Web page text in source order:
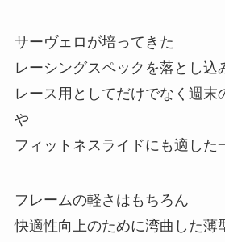
サーヴェロが培ってきた
レーシングスペックを落とし込
レース用としてだけでなく週末
や
フィットネスライドにも適した
フレームの軽さはもちろん
快適性向上のために湾曲した薄